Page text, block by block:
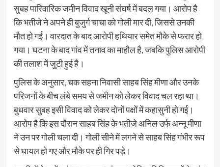
सुबह पारिवारिक जमीन विवाद खूनी संघर्ष में बदल गया। आरोप है
कि भतीजे ने अपने ही बुजुर्ग चाचा को गोली मार दी, जिससे उनकी
मौत हो गई। वारदात के बाद आरोपी हथियार समेत मौके से फरार हो
गया। घटना के बाद गांव में तनाव का माहौल है, जबकि पुलिस आरोपी
की तलाश में जुटी हुई है।
पुलिस के अनुसार, चक सहना निवासी साहब सिंह मीणा और उनके
परिजनों के बीच लंबे समय से जमीन को लेकर विवाद चल रहा था।
बुधवार सुबह इसी विवाद को लेकर दोनों पक्षों में कहासुनी हो गई।
आरोप है कि इस दौरान साहब सिंह के भतीजे अनिल उर्फ अन्नू मीणा
ने उन पर गोली चला दी। गोली सीने में लगने से साहब सिंह गंभीर रूप
से घायल हो गए और मौके पर ही गिर पड़े।